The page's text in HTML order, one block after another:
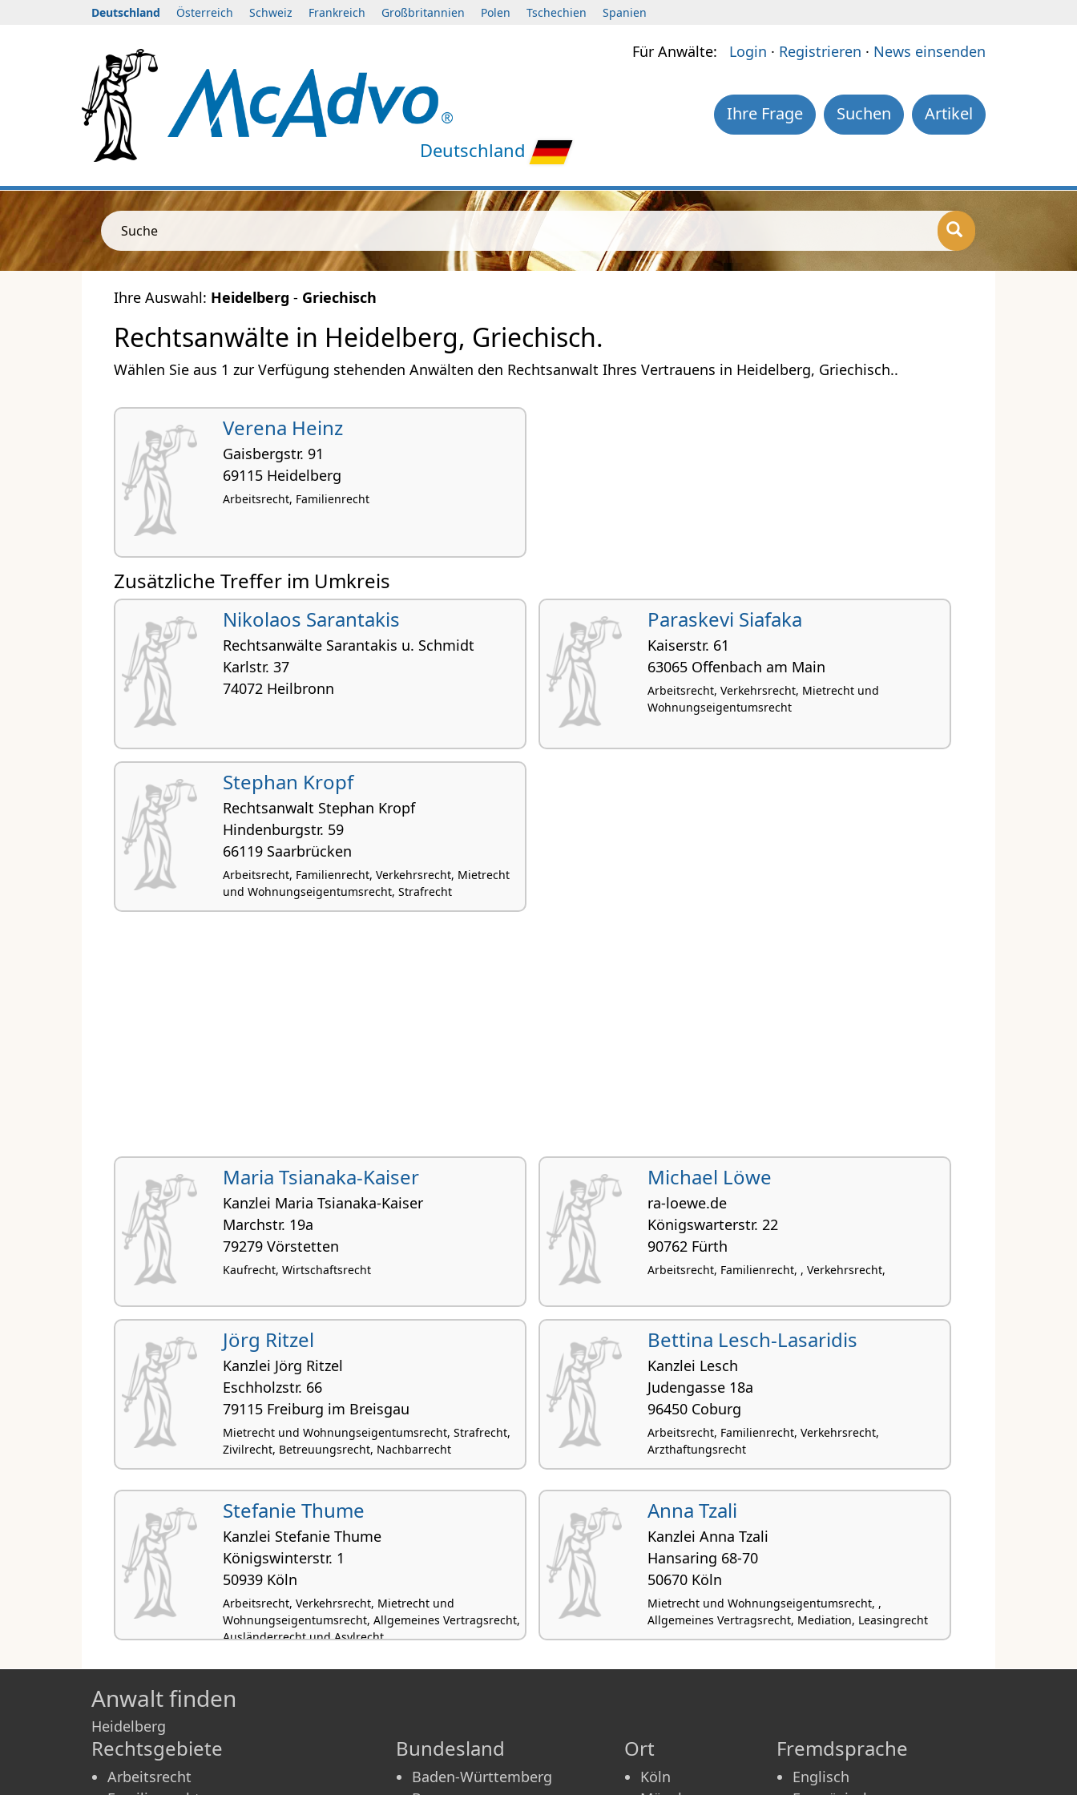
Deutschland Österreich Schweiz Frankreich Großbritannien Polen Tschechien Spanien
Deutschland
Für Anwälte: Login · Registrieren · News einsenden
Artikel
Suchen
Ihre Frage
Suche
Ihre Auswahl: Heidelberg - Griechisch
Rechtsanwälte in Heidelberg, Griechisch.
Wählen Sie aus 1 zur Verfügung stehenden Anwälten den Rechtsanwalt Ihres Vertrauens in Heidelberg, Griechisch..
Verena Heinz
Gaisbergstr. 91
69115 Heidelberg
Arbeitsrecht, Familienrecht
Zusätzliche Treffer im Umkreis
Nikolaos Sarantakis
Rechtsanwälte Sarantakis u. Schmidt
Karlstr. 37
74072 Heilbronn
Paraskevi Siafaka
Kaiserstr. 61
63065 Offenbach am Main
Arbeitsrecht, Verkehrsrecht, Mietrecht und
Wohnungseigentumsrecht
Stephan Kropf
Rechtsanwalt Stephan Kropf
Hinden­burgstr. 59
66119 Saarbrücken
Arbeitsrecht, Familienrecht, Verkehrsrecht, Mietrecht
und Wohnungseigentumsrecht, Strafrecht
Maria Tsianaka-Kaiser
Kanzlei Maria Tsianaka-Kaiser
Marchstr. 19a
79279 Vörstetten
Kaufrecht, Wirtschaftsrecht
Michael Löwe
ra-loewe.de
Königs­war­terstr. 22
90762 Fürth
Arbeitsrecht, Familienrecht, , Verkehrsrecht,
Jörg Ritzel
Kanzlei Jörg Ritzel
Eschholzstr. 66
79115 Freiburg im Breisgau
Mietrecht und Wohnungseigentumsrecht, Strafrecht,
Zivilrecht, Betreuungsrecht, Nachbarrecht
Bettina Lesch-Lasaridis
Kanzlei Lesch
Judengasse 18a
96450 Coburg
Arbeitsrecht, Familienrecht, Verkehrsrecht,
Arzthaftungsrecht
Stefanie Thume
Kanzlei Stefanie Thume
Königs­win­terstr. 1
50939 Köln
Arbeitsrecht, Verkehrsrecht, Mietrecht und
Wohnungseigentumsrecht, Allgemeines Vertragsrecht,
Ausländerrecht und Asylrecht
Anna Tzali
Kanzlei Anna Tzali
Hansaring 68-70
50670 Köln
Mietrecht und Wohnungseigentumsrecht, ,
Allgemeines Vertragsrecht, Mediation, Leasingrecht
Anwalt finden
Heidelberg
Rechtsgebiete
Arbeitsrecht
Bundesland
Baden-Württemberg
Ort
Köln
Fremdsprache
Englisch